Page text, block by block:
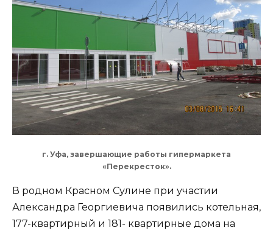
г. Уфа, завершающие работы гипермаркета
«Перекресток».
В родном Красном Сулине при участии
Александра Георгиевича появились котельная,
177-квартирный и 181- квартирные дома на